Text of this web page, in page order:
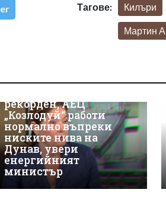
Тагове: Килъри
Мартин
рекорден, АЕЦ
„Козлодуй“ работи
нормално въпреки
ниските нива на
Дунав, увери
енергийният
министър